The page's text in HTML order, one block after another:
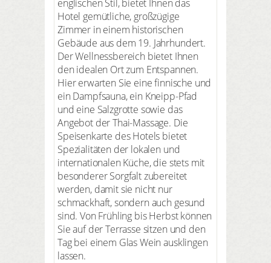
englischen Stil, bietet Ihnen das
Hotel gemütliche, großzügige
Zimmer in einem historischen
Gebäude aus dem 19. Jahrhundert.
Der Wellnessbereich bietet Ihnen
den idealen Ort zum Entspannen.
Hier erwarten Sie eine finnische und
ein Dampfsauna, ein Kneipp-Pfad
und eine Salzgrotte sowie das
Angebot der Thai-Massage. Die
Speisenkarte des Hotels bietet
Spezialitäten der lokalen und
internationalen Küche, die stets mit
besonderer Sorgfalt zubereitet
werden, damit sie nicht nur
schmackhaft, sondern auch gesund
sind. Von Frühling bis Herbst können
Sie auf der Terrasse sitzen und den
Tag bei einem Glas Wein ausklingen
lassen.